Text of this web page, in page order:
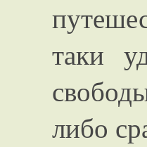
таки
либо